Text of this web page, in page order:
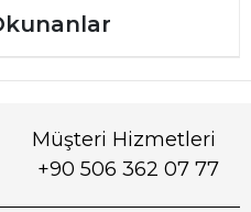
Müşteri Hizmetleri
+90 506 362 07 77